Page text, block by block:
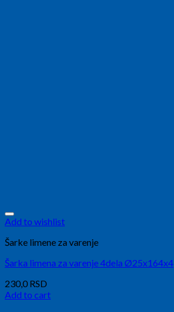
Add to wishlist
Šarke limene za varenje
Šarka limena za varenje 4dela Ø25x164x4
230,0 RSD
Add to cart